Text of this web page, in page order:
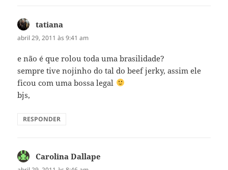
tatiana
abril 29, 2011 às 9:41 am
e não é que rolou toda uma brasilidade?
sempre tive nojinho do tal do beef jerky, assim ele
ficou com uma bossa legal
bjs,
RESPONDER
Carolina Dallape